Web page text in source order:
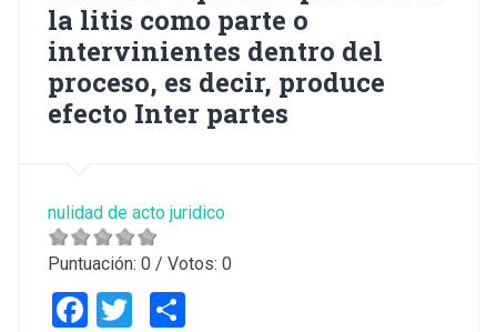
la litis como parte o
intervinientes dentro del
proceso, es decir, produce
efecto Inter partes
nulidad de acto juridico
Puntuación: 0 / Votos: 0
Facebook
TwitterCompartir